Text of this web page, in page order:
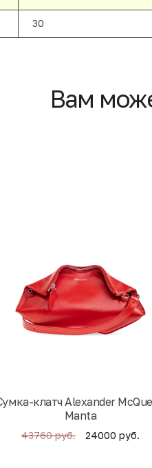
30
Вам
клатч Alexander
Manta
43760 руб. 24000 руб.